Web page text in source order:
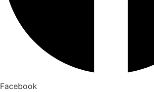
Facebook